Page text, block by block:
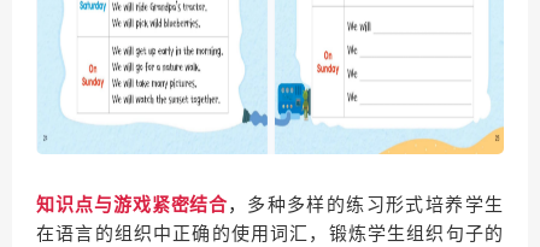
知识点与游戏紧密结合， 多种多样的练习形式培养学生
在语言的组织中正确的使用词汇，锻炼学生组织句子的